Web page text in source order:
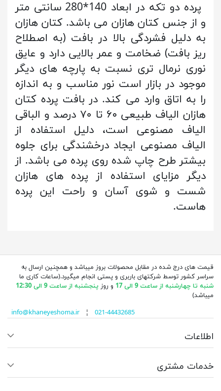
پرده دو تکه در ابعاد 140*280 سانتی متر
و از جنس کتان هازان می باشد. کتان هازان
به دلیل فشردگی بالا در بافت (به اصطلاح
ریز بافت) ضخامت و عمر بالایی دارد و عایق
نوری نرمال تری نسبت به پارچه های دیگر
موجود در بازار است نور مناسب و به اندازه
را به اتاق وارد می کند. در بافت پرده کتان
هازان الیاف طبیعی ۶۰ تا ۷۰ درصد و الباقی
الیاف مصنوعی است، دلیل استفاده از
الیاف مصنوعی ایجاد درخشندگی برای جلوه
بیشتر طرح چاپ شده روی پرده می باشد. از
دیگر مزایای استفاده از پرده های هازان
شست و شوی آسان و راحت این پرده
هاست.
قیمت های درج شده در مقابل محصولات بروز میباشد و همچنین ارسال به
سراسر کشور توسط شرکتهای باربری و پستی انجام میگیرد.(ساعات کاری ما
شنبه تا چهارشنبه از ساعت 9 الی 17
و روز پنجشنبه از ساعت 9 الی 12:30
میباشد)
info@khaneyeshoma.ir¦ 021-44432685
اطلاعات
خدمات مشتری